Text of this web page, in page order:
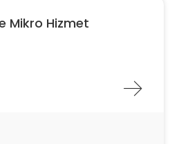
Mikro Hizmet